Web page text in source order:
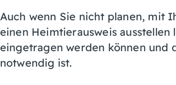
Auch wenn Sie nicht planen, mit
einen Heimtierausweis
eingetragen werden können und
notwendig ist.